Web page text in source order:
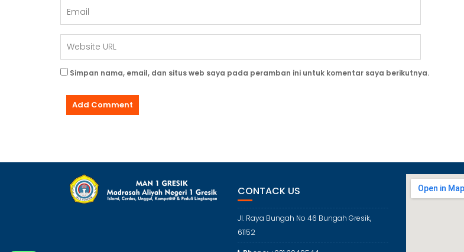
Simpan nama, email, dan situs web saya pada peramban ini untuk komentar saya berikutnya.
CONTACK US
Jl. Raya Bungah No 46 Bungah Gresik,
61152